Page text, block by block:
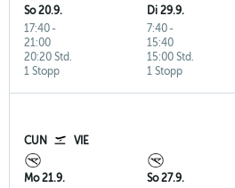
So 20.9.
17:40-
21:00
1 Stopp
20:20 Std.
Di 29.9.
7:40-
15:40
1 Stopp
15:00 Std.
CUN VIE
Mo 21.9.
So 27.9.